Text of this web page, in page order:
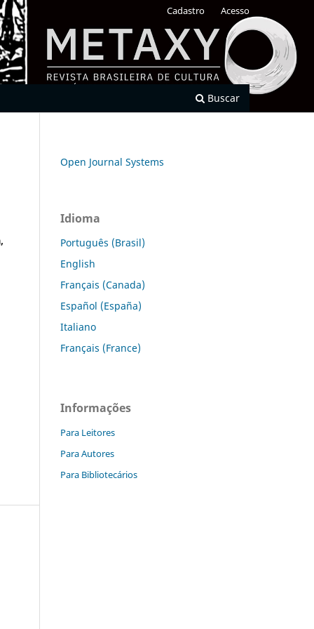
Buscar
Cadastro Acesso
Open Journal Systems
Idioma
Português (Brasil)
English
Français (Canada)
Español (España)
Italiano
Français (France)
Informações
Para Leitores
Para Autores
Para Bibliotecários